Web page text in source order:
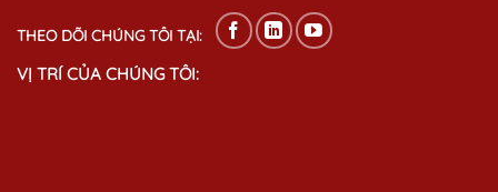
THEO DÕI CHÚNG TÔI TẠI:
VỊ TRÍ CỦA CHÚNG TÔI: